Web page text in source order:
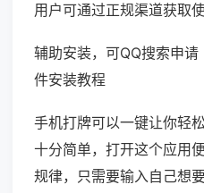
用户可通过正规渠道获取使
辅助安装，可QQ搜索申
件安装教程
手机打牌可以一键让你轻
十分简单，打开这个应用
规律，只需要输入自己想